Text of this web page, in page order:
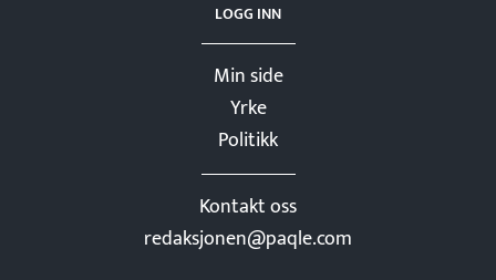
Min side
Yrke
Politikk
Kontakt oss
redaksjonen@paqle.com
LOGG INN